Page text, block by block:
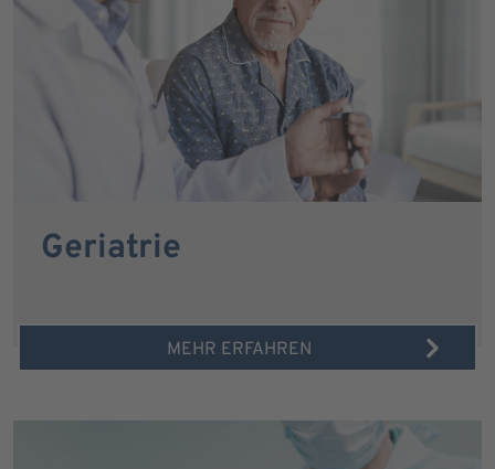
Geriatrie
MEHR ERFAHREN